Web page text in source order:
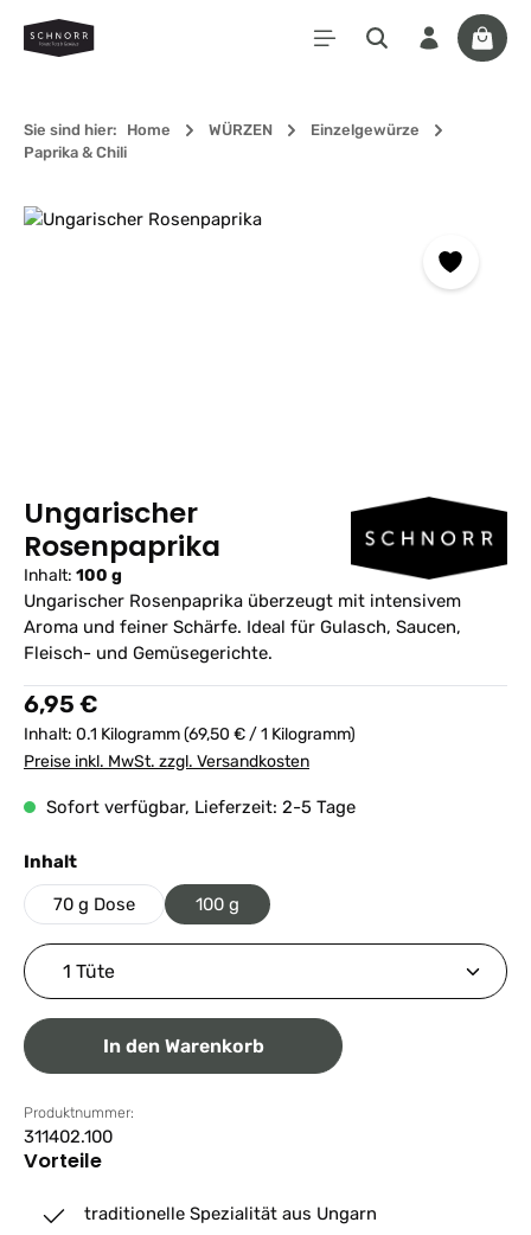
Zum Hauptinhalt springen
Sie sind hier: Home WÜRZEN
Einzelgewürze
Paprika & Chili
Bildergalerie überspringen
Ungarischer
Rosenpaprika
Inhalt: 100 g
Ungarischer Rosenpaprika überzeugt mit intensivem
Aroma und feiner Schärfe. Ideal für Gulasch, Saucen,
Fleisch- und Gemüsegerichte.
Regulärer Preis:
6,95 €
Inhalt: 0.1 Kilogramm(69,50 € / 1 Kilogramm)
Preise inkl. MwSt. zzgl. Versandkosten
Sofort verfügbar, Lieferzeit: 2-5 Tage
Inhaltauswählen
70 g Dose 100 g
Produkt Anzahl: Gib den gewünschten Wert ein
In den Warenkorb
Produktnummer:
311402.100
Vorteile
traditionelle Spezialität aus Ungarn